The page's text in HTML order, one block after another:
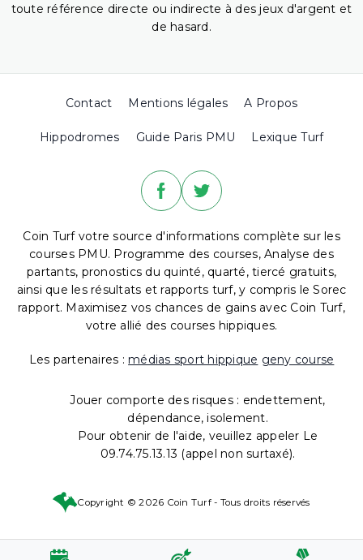
toute référence directe ou indirecte à des jeux d'argent et
de hasard.
Contact Mentions légales A Propos
Hippodromes Guide Paris PMU Lexique Turf
Coin Turf votre source d'informations complète sur les
courses PMU. Programme des courses, Analyse des
partants, pronostics du quinté, quarté, tiercé gratuits,
ainsi que les résultats et rapports turf, y compris le Sorec
rapport. Maximisez vos chances de gains avec Coin Turf,
votre allié des courses hippiques.
Les partenaires : médias sport hippique geny course
Jouer comporte des risques : endettement,
dépendance, isolement.
Pour obtenir de l'aide, veuillez appeler Le
09.74.75.13.13 (appel non surtaxé).
Copyright © 2026 Coin Turf - Tous droits réservés